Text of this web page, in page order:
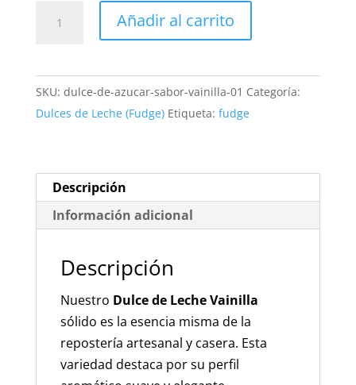
Vainilla
|
Fudge
Tradicional
Sin
Gluten
Añadir al carrito
SKU: dulce-de-azucar-sabor-vainilla-01 Categoría:
Dulces de Leche (Fudge) Etiqueta: fudge
Descripción
Información adicional
Descripción
Nuestro Dulce de Leche Vainilla
sólido es la esencia misma de la
repostería artesanal y casera. Esta
variedad destaca por su perfil